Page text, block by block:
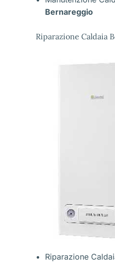
Bernareggio
Riparazione Caldaia
Riparazione